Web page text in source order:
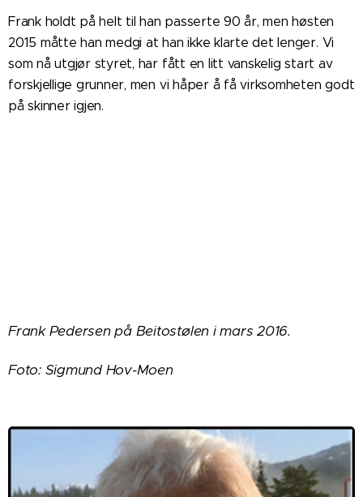
Frank holdt på helt til han passerte 90 år, men høsten
2015 måtte han medgi at han ikke klarte det lenger. Vi
som nå utgjør styret, har fått en litt vanskelig start av
forskjellige grunner, men vi håper å få virksomheten godt
på skinner igjen.
Frank Pedersenpå Beitostølen i mars 2016.
Foto: Sigmund Hov-Moen